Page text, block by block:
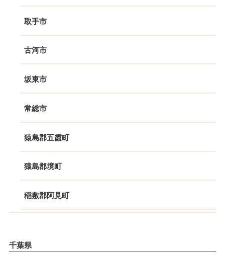
取手市
古河市
坂東市
常総市
猿島郡五霞町
猿島郡境町
稲敷郡阿見町
千葉県